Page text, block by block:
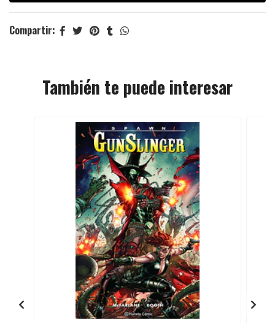
Compartir:
También te puede interesar